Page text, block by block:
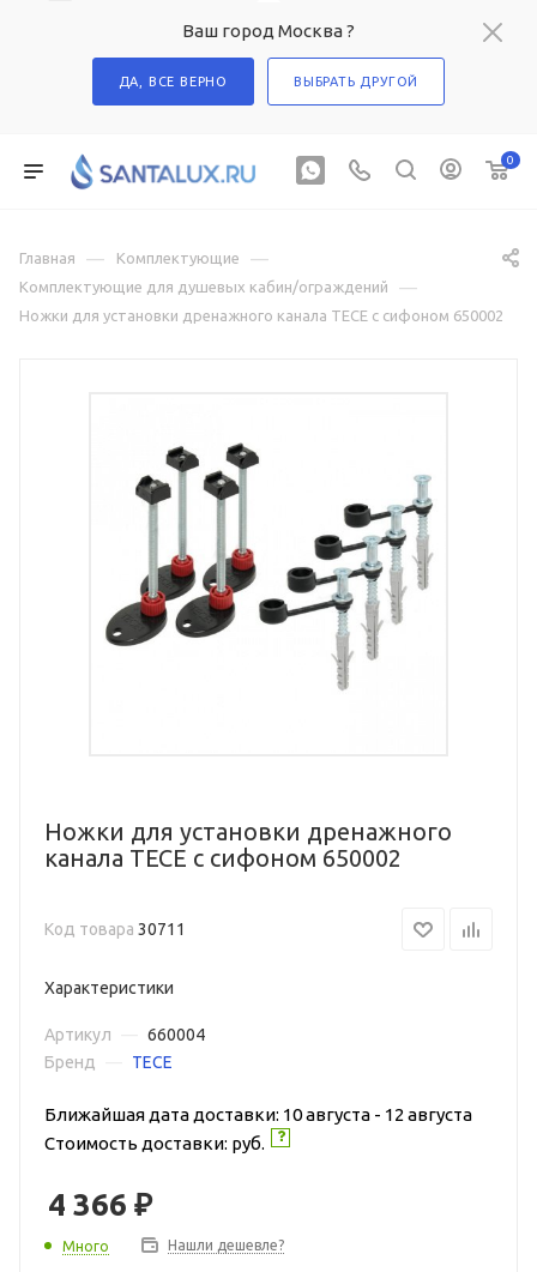
Ваш город Москва ?
ДА, ВСЕ ВЕРНО ВЫБРАТЬ ДРУГОЙ
0
Главная — Комплектующие —
Комплектующие для душевых кабин/ограждений —
Ножки для установки дренажного канала TECE с сифоном 650002
Ножки для установки дренажного
канала TECE с сифоном 650002
Код товара 30711
Характеристики
Артикул
660004
Бренд
TECE
Ближайшая дата доставки: 10 августа - 12 августа
Стоимость доставки: руб.
4 366 ₽
Много Нашли дешевле?